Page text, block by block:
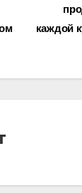
каждой